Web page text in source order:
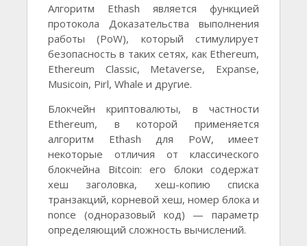
Алгоритм Ethash является функцией
протокола Доказательства выполнения
работы (PoW), который стимулирует
безопасность в таких сетях, как Ethereum,
Ethereum Classic, Metaverse, Expanse,
Musicoin, Pirl, Whale и другие.
Блокчейн криптовалюты, в частности
Ethereum, в которой применяется
алгоритм Ethash для PoW, имеет
некоторые отличия от классического
блокчейна Bitcoin: его блоки содержат
хеш заголовка, хеш-копию списка
транзакций, корневой хеш, номер блока и
nonce (одноразовый код) — параметр
определяющий сложность вычислений.